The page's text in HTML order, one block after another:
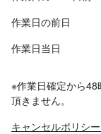
作業日の前日
作業日当日
※作業日確定から
頂きません。
キャンセルポリシ